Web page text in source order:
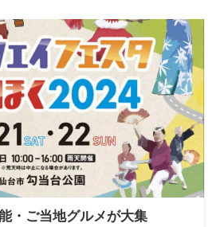
・ご当地グルメが大集